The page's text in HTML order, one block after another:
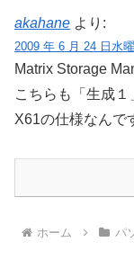
akahane より:
2009 年 6 月 24 日水
Matrix Storage
こちらも「生成１
X61の仕様なんで
ホーム パ